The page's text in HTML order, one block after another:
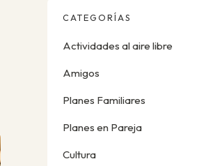
CATEGORÍAS
Actividades al aire libre
Amigos
Planes Familiares
Planes en Pareja
Cultura